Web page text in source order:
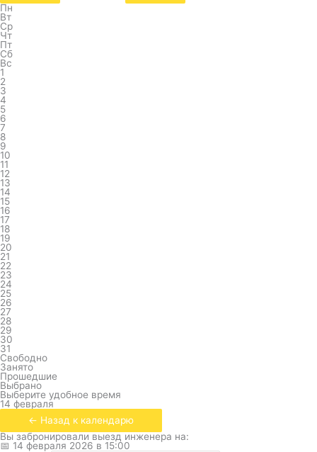
Пн
Вт
Ср
Чт
Пт
Сб
Вс
1
2
3
4
5
6
7
8
9
10
11
12
13
14
15
16
17
18
19
20
21
22
23
24
25
26
27
28
29
30
31
Свободно
Занято
Прошедшие
Выбрано
Выберите удобное время
14 февраля
← Назад к календарю
Вы забронировали выезд инженера на:
📅 14 февраля 2026 в 15:00